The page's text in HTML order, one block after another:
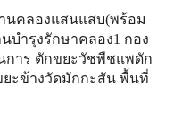
นคลองแสนแสบ(พร้อม
บำรุงรักษาคลอง1 กอง
การ ตักขยะวัชพืชแพดัก
ะข้างวัดมักกะสัน พื้นที่